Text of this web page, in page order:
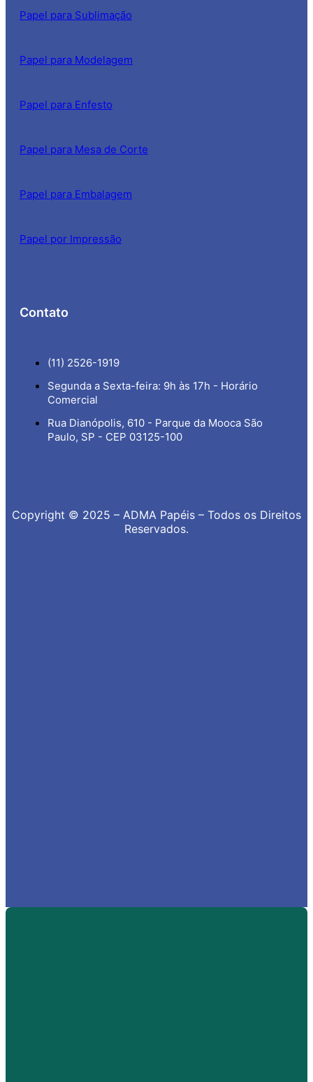
Papel para Sublimação
Papel para Modelagem
Papel para Enfesto
Papel para Mesa de Corte
Papel para Embalagem
Papel por Impressão
Contato
(11) 2526-1919
Segunda a Sexta-feira: 9h às 17h - Horário
Comercial
Rua Dianópolis, 610 - Parque da Mooca São
Paulo, SP - CEP 03125-100
Copyright © 2025 – ADMA Papéis – Todos os Direitos
Reservados.